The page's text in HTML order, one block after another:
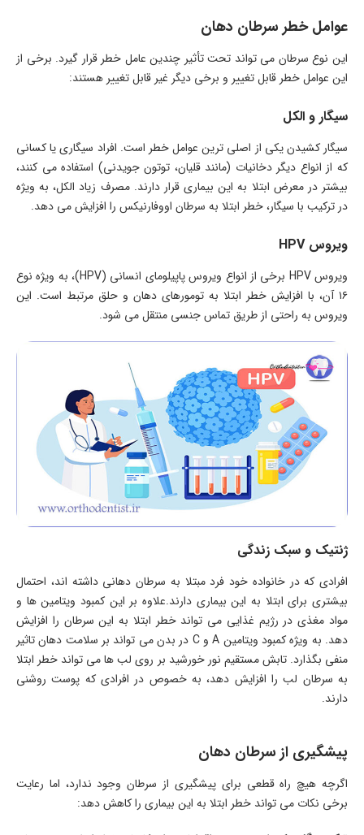
عوامل خطر سرطان دهان
این نوع سرطان می تواند تحت تأثیر چندین عامل خطر قرار گیرد. برخی از
این عوامل خطر قابل تغییر و برخی دیگر غیر قابل تغییر هستند:
سیگار و الکل
سیگار کشیدن یکی از اصلی ترین عوامل خطر است. افراد سیگاری یا کسانی
که از انواع دیگر دخانیات (مانند قلیان، توتون جویدنی) استفاده می کنند،
بیشتر در معرض ابتلا به این بیماری قرار دارند. مصرف زیاد الکل، به ویژه
در ترکیب با سیگار، خطر ابتلا به سرطان اووفارنیکس را افزایش می دهد.
ویروس HPV
ویروس HPV برخی از انواع ویروس پاپیلومای انسانی (HPV)، به ویژه نوع
۱۶ آن، با افزایش خطر ابتلا به تومورهای دهان و حلق مرتبط است. این
ویروس به راحتی از طریق تماس جنسی منتقل می شود.
ژنتیک و سبک زندگی
افرادی که در خانواده خود فرد مبتلا به سرطان دهانی داشته اند، احتمال
بیشتری برای ابتلا به این بیماری دارند.علاوه بر این کمبود ویتامین ها و
مواد مغذی در رژیم غذایی می تواند خطر ابتلا به این سرطان را افزایش
دهد. به ویژه کمبود ویتامین A و C در بدن می تواند بر سلامت دهان تاثیر
منفی بگذارد. تابش مستقیم نور خورشید بر روی لب ها می تواند خطر ابتلا
به سرطان لب را افزایش دهد، به خصوص در افرادی که پوست روشنی
دارند.
پیشگیری از سرطان دهان
اگرچه هیچ راه قطعی برای پیشگیری از سرطان وجود ندارد، اما رعایت
برخی نکات می تواند خطر ابتلا به این بیماری را کاهش دهد: